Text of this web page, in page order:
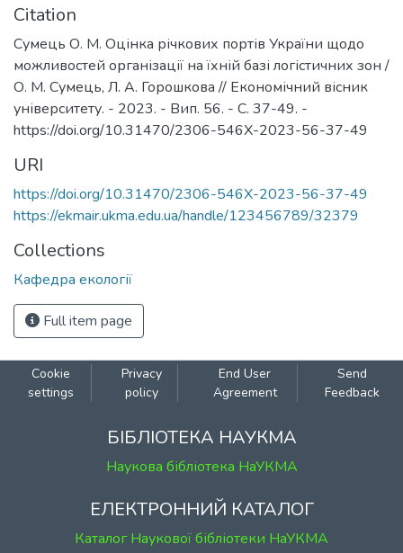
Citation
Сумець О. М. Оцінка річкових портів України щодо
можливостей організації на їхній базі логістичних зон /
О. М. Сумець, Л. А. Горошкова // Економічний вісник
університету. - 2023. - Вип. 56. - С. 37-49. -
https://doi.org/10.31470/2306-546X-2023-56-37-49
URI
https://doi.org/10.31470/2306-546X-2023-56-37-49
https://ekmair.ukma.edu.ua/handle/123456789/32379
Collections
Кафедра екології
Full item page
Cookie
settings
Privacy
policy
End User
Agreement
Send
Feedback
БІБЛІОТЕКА НАУКМА
Наукова бібліотека НаУКМА
ЕЛЕКТРОННИЙ КАТАЛОГ
Каталог Наукової бібліотеки НаУКМА